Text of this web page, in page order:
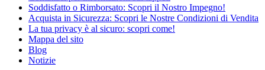
Soddisfatto o Rimborsato: Scopri il Nostro Impegno!
Acquista in Sicurezza: Scopri le Nostre Condizioni di Vendita
La tua privacy è al sicuro: scopri come!
Mappa del sito
Blog
Notizie